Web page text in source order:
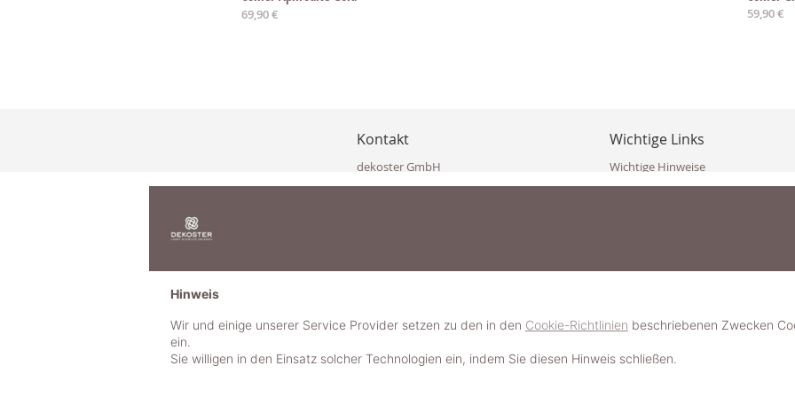
Ab
69,90 € 59,90 €
Kontakt
dekoster GmbH
Eisenkappler Str. 10
+43 677 623 47 410 (WhatsApp)
Wichtige Links
Wichtige Hinweise
Häufig gestellte Fragen (FAQ)
Impressum
Schmuckerlebnis / Schmuckparty
Schmuck- & Styleguide werden
Hinweis
Wir und einige unserer Service Provider setzen zu den in den Cookie-Richtlinien beschriebenen Zwecken
ein.
Sie willigen in den Einsatz solcher Technologien ein, indem Sie diesen Hinweis schließen.